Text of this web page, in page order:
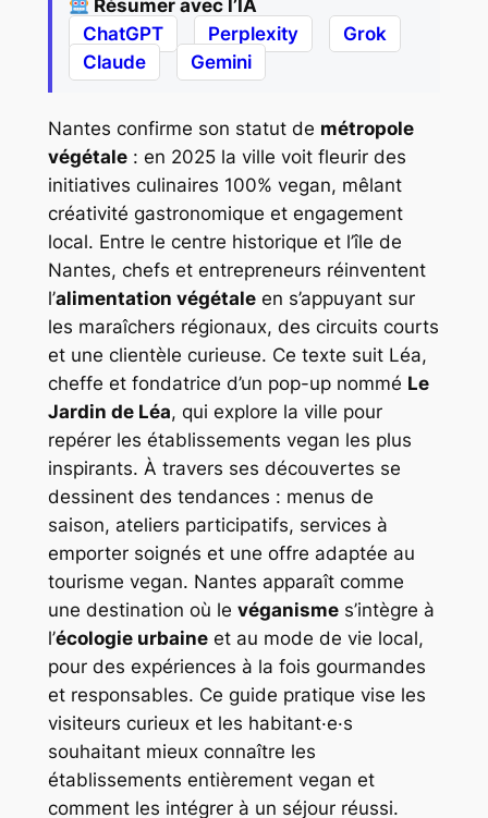
Résumer avec l’IA
ChatGPT
Perplexity
Grok
Claude
Gemini
Nantes confirme son statut de métropole
végétale: en 2025 la ville voit fleurir des
initiatives culinaires 100% vegan, mêlant
créativité gastronomique et engagement
local. Entre le centre historique et l’île de
Nantes, chefs et entrepreneurs réinventent
l’alimentation végétaleen s’appuyant sur
les maraîchers régionaux, des circuits courts
et une clientèle curieuse. Ce texte suit Léa,
cheffe et fondatrice d’un pop-up nommé Le
Jardin de Léa, qui explore la ville pour
repérer les établissements vegan les plus
inspirants. À travers ses découvertes se
dessinent des tendances : menus de
saison, ateliers participatifs, services à
emporter soignés et une offre adaptée au
tourisme vegan. Nantes apparaît comme
une destination où le véganismes’intègre à
l’écologie urbaineet au mode de vie local,
pour des expériences à la fois gourmandes
et responsables. Ce guide pratique vise les
visiteurs curieux et les habitant·e·s
souhaitant mieux connaître les
établissements entièrement vegan et
comment les intégrer à un séjour réussi.